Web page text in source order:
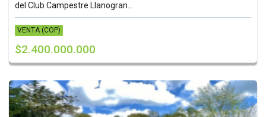
del Club Campestre Llanogran...
VENTA (COP)
$2.400.000.000